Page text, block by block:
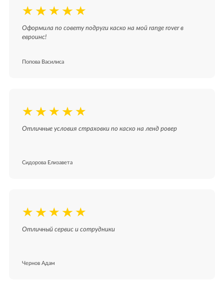
Оформила по совету подруги каско на мой range rover в
евроинс!
Попова Василиса
Отличные условия страховки по каско на ленд ровер
Сидорова Елизавета
Отличный сервис и сотрудники
Чернов Адам